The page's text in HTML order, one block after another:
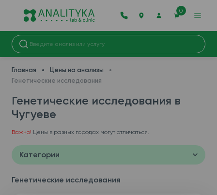
0
Главная
Цены на анализы
Генетические исследования
Генетические исследования в
Чугуеве
Важно! Цены в разных городах могут отличаться.
Категории
Генетические исследования